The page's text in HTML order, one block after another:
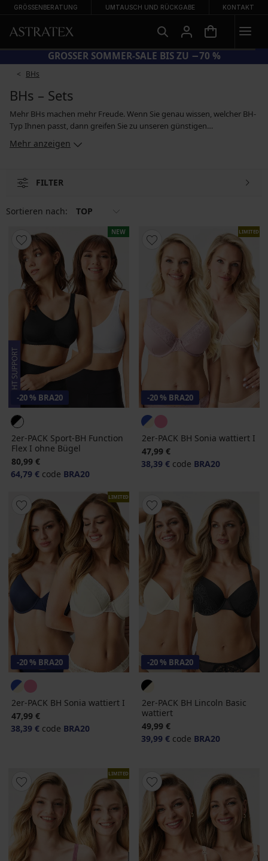
GRÖSSENBERATUNG UMTAUSCH UND RÜCKGABE KONTAKT
CODE BRA20 = BHs −20 %
BHs
BHs – Sets
Mehr BHs machen mehr Freude. Wenn Sie genau wissen, welcher BH-
Typ Ihnen passt, dann greifen Sie zu unseren günstigen
Vorteilspackungen. Ein Set besteht standardmäßig aus zwei oder drei
BHs im gleichen Schnitt, jedoch in unterschiedlicher farblicher
wattierte sowie unwattierte BHs und Push-ups.
Mehr anzeigen
FILTER
Sortieren nach: TOP
NEW
-20 % BRA20
2er-PACK Sport-BH Function
Flex I ohne Bügel
80,99 €
64,79 € code BRA20
LIMITED
-20 % BRA20
2er-PACK BH Sonia wattiert I
47,99 €
38,39 € code BRA20
LIMITED
-20 % BRA20
2er-PACK BH Sonia wattiert I
47,99 €
38,39 € code BRA20
-20 % BRA20
2er-PACK BH Lincoln Basic
wattiert
49,99 €
39,99 € code BRA20
LIMITED